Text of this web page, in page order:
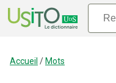
Accueil / Mots